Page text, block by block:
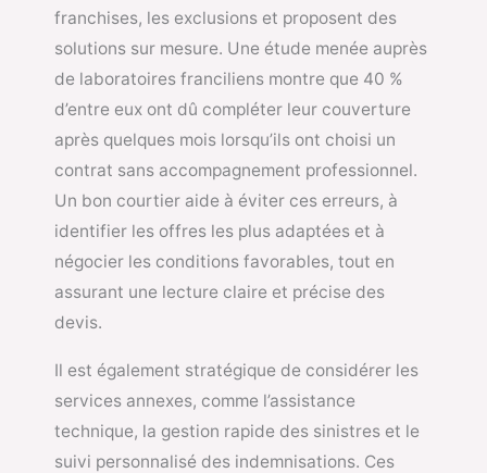
franchises, les exclusions et proposent des
solutions sur mesure. Une étude menée auprès
de laboratoires franciliens montre que 40 %
d’entre eux ont dû compléter leur couverture
après quelques mois lorsqu’ils ont choisi un
contrat sans accompagnement professionnel.
Un bon courtier aide à éviter ces erreurs, à
identifier les offres les plus adaptées et à
négocier les conditions favorables, tout en
assurant une lecture claire et précise des
devis.
Il est également stratégique de considérer les
services annexes, comme l’assistance
technique, la gestion rapide des sinistres et le
suivi personnalisé des indemnisations. Ces